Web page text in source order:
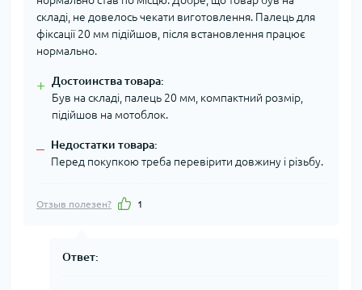
складі, не довелось чекати виготовлення. Палець для
фіксації 20 мм підійшов, після встановлення працює
нормально.
+ Достоинства товара:
Був на складі, палець 20 мм, компактний розмір,
підійшов на мотоблок.
– Недостатки товара:
Перед покупкою треба перевірити довжину і різьбу.
Отзыв полезен? 1
Ответ: